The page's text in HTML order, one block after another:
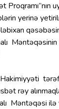
yerinə
rəy
Məntəqəsi ilə